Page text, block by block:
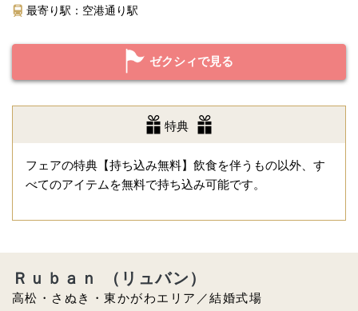
最寄り駅：空港通り駅
ゼクシィで見る
特典
フェアの特典【持ち込み無料】飲食を伴うもの以外、す
べてのアイテムを無料で持ち込み可能です。
高松・さぬき・東かがわエリア／結婚式場
Ｒｕｂａｎ （リュバン）